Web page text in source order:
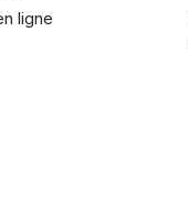
ligne